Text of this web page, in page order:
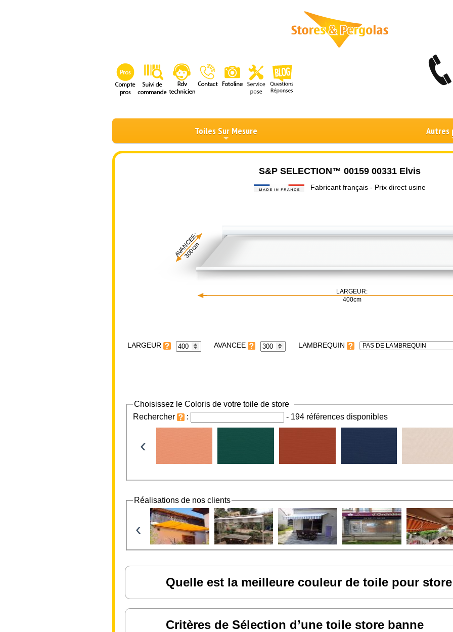
Toiles Sur Mesure Autres
S&P SELECTION™ 00159 00331 Elvis
Fabricant français - Prix direct usine
LARGEUR:
400cm
AVANCEE:
300cm
LARGEUR LAMBREQUIN PAS DE LAMBREQUIN
Choisissez le Coloris de votre toile de store
Rechercher
: - 194 références disponibles
‹
Réalisations de nos clients
‹
Quelle est la meilleure couleur de toile pour
Critères de Sélection d’une toile store banne